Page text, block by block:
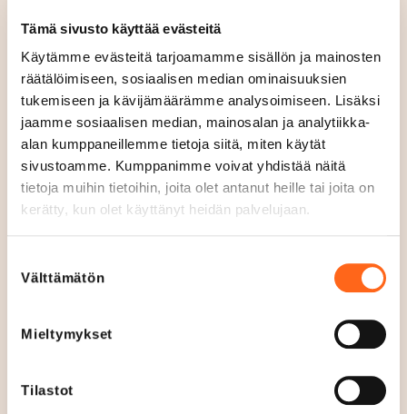
Tämä sivusto käyttää evästeitä
Käytämme evästeitä tarjoamamme sisällön ja mainosten
räätälöimiseen, sosiaalisen median ominaisuuksien
tukemiseen ja kävijämäärämme analysoimiseen. Lisäksi
jaamme sosiaalisen median, mainosalan ja analytiikka-
alan kumppaneillemme tietoja siitä, miten käytät
sivustoamme. Kumppanimme voivat yhdistää näitä
tietoja muihin tietoihin, joita olet antanut heille tai joita on
kerätty, kun olet käyttänyt heidän palvelujaan.
valinta
Välttämätön
Mieltymykset
Tilastot
Avoinna tänään
S
u
l
j
e
t
12-21
Aukioloajat
Ma - Pe 10.30-21
La11 -21
Su 12
Verkkosivut
Puhelin
Sosiaalinen media
Menu